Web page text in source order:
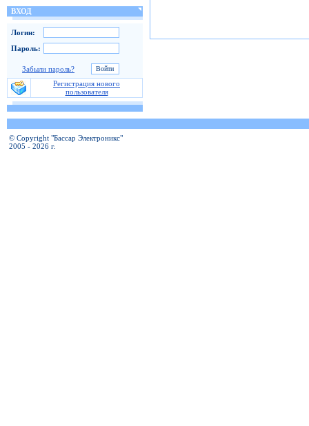
ВХОД
Логин:
Пароль:
Забыли пароль?
Регистрация нового
пользователя
© Copyright "Бассар Электроникс"
2005 - 2026 г.